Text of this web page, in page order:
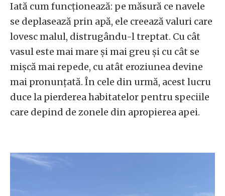
Iată cum funcționează: pe măsură ce navele
se deplasează prin apă, ele creează valuri care
lovesc malul, distrugându-l treptat. Cu cât
vasul este mai mare și mai greu și cu cât se
mișcă mai repede, cu atât eroziunea devine
mai pronunțată. În cele din urmă, acest lucru
duce la pierderea habitatelor pentru speciile
care depind de zonele din apropierea apei.